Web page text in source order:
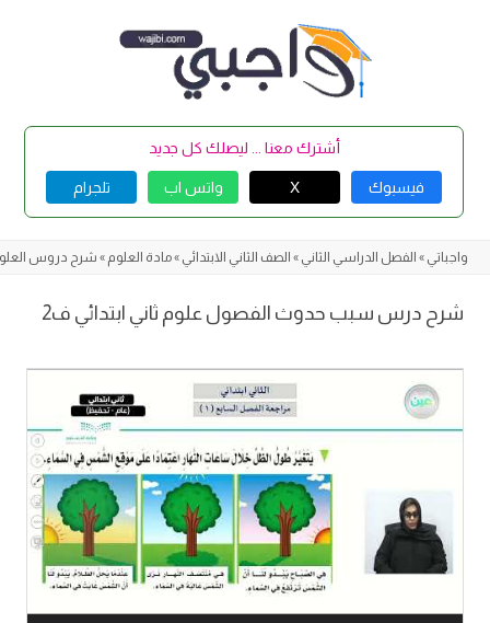
أشترك معنا ... ليصلك كل جديد
فيسبوك X واتس اب تلجرام
واجباتي » الفصل الدراسي الثاني » الصف الثاني الابتدائي »مادة العلوم » شرح دروس
شرح درس سبب حدوث الفصول علوم ثاني ابتدائي ف2